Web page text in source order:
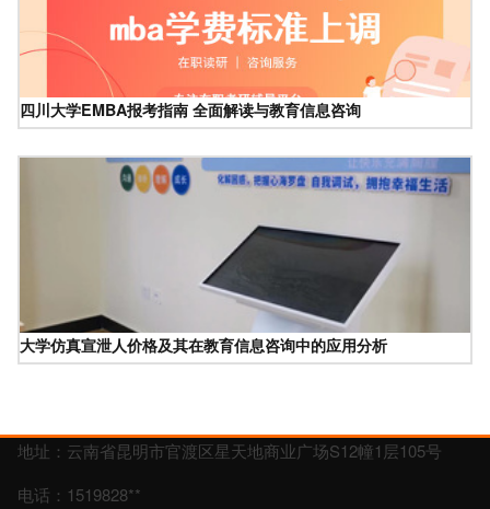
四川大学EMBA报考指南 全面解读与教育信息咨询
大学仿真宣泄人价格及其在教育信息咨询中的应用分析
地址：云南省昆明市官渡区星天地商业广场S12幢1层105号
电话：1519828**